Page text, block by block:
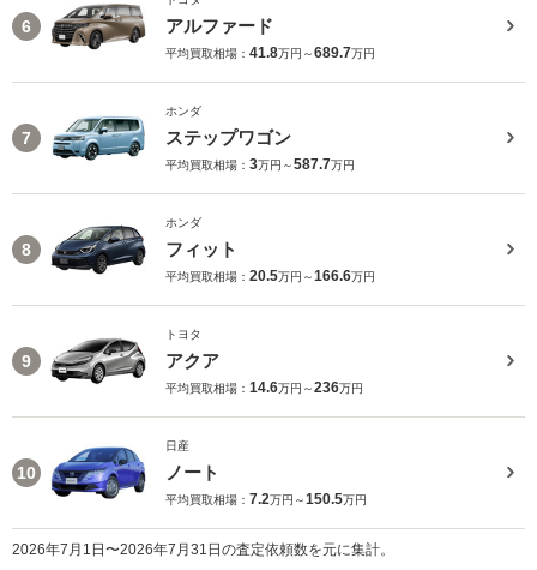
6 アルファード
平均買取相場： 41.8万円～689.7万円
7
ホンダ
ステップワゴン
平均買取相場： 3万円～587.7万円
8
ホンダ
フィット
平均買取相場： 20.5万円～166.6万円
9
トヨタ
アクア
平均買取相場： 14.6万円～236万円
10
日産
ノート
平均買取相場： 7.2万円～150.5万円
2026年7月1日〜2026年7月31日の査定依頼数を元に集計。